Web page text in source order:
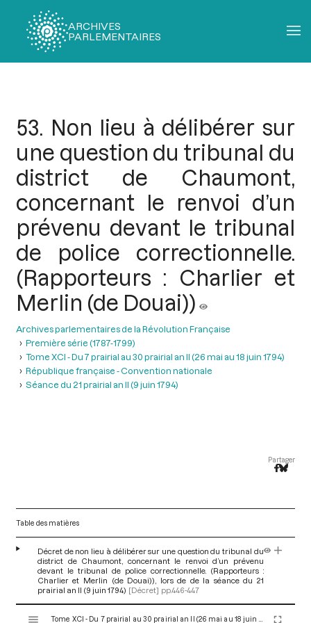
ARCHIVES
PARLEMENTAIRES
53. Non lieu à délibérer sur
une question du tribunal du
district de Chaumont,
concernant le renvoi d’un
prévenu devant le tribunal
de police correctionnelle.
(Rapporteurs : Charlier et
Merlin (de Douai))
Archives parlementaires de la Révolution Française
Première série (1787-1799)
Tome XCI - Du 7 prairial au 30 prairial an II (26 mai au 18 juin 1794)
République française - Convention nationale
Séance du 21 prairial an II (9 juin 1794)
Partager
Table des matières
Décret de non lieu à délibérer sur une question du tribunal du
district de Chaumont, concernant le renvoi d’un prévenu
devant le tribunal de police correctionnelle. (Rapporteurs :
Charlier et Merlin (de Douai)), lors de de la séance du 21
prairial an II (9 juin 1794) [Décret] pp.446-447